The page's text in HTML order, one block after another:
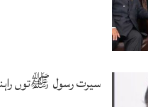
سیرت رسول ﷺتوں